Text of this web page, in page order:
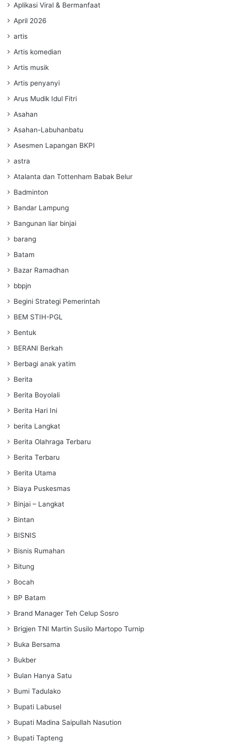
Aplikasi Viral & Bermanfaat
April 2026
artis
Artis komedian
Artis musik
Artis penyanyi
Arus Mudik Idul Fitri
Asahan
Asahan-Labuhanbatu
Asesmen Lapangan BKPI
astra
Atalanta dan Tottenham Babak Belur
Badminton
Bandar Lampung
Bangunan liar binjai
barang
Batam
Bazar Ramadhan
bbpjn
Begini Strategi Pemerintah
BEM STIH-PGL
Bentuk
BERANI Berkah
Berbagi anak yatim
Berita
Berita Boyolali
Berita Hari Ini
berita Langkat
Berita Olahraga Terbaru
Berita Terbaru
Berita Utama
Biaya Puskesmas
Binjai – Langkat
Bintan
BISNIS
Bisnis Rumahan
Bitung
Bocah
BP Batam
Brand Manager Teh Celup Sosro
Brigjen TNI Martin Susilo Martopo Turnip
Buka Bersama
Bukber
Bulan Hanya Satu
Bumi Tadulako
Bupati Labusel
Bupati Madina Saipullah Nasution
Bupati Tapteng